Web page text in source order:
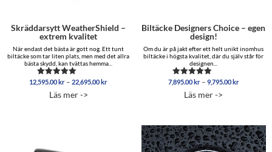
Skräddarsytt WeatherShield –
extrem kvalitet
När endast det bästa är gott nog. Ett tunt
biltäcke som tar liten plats, men med det allra
bästa skydd, kan tvättas hemma...
Betygsatt
av 5
12,595.00 kr – 22,695.00 krPrisintervall:
Läs mer ->
Biltäcke Designers Choice – egen
design!
Om du är på jakt efter ett helt unikt inomhus
biltäcke i högsta kvalitet, där du själv står för
designen...
Betygsatt
av 5
7,895.00 kr – 9,795.00 kr
Läs mer ->